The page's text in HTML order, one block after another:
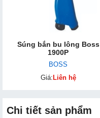
Súng bắn bu lông Boss
1900P
BOSS
Giá: Liên hệ
Chi tiết sản phẩm